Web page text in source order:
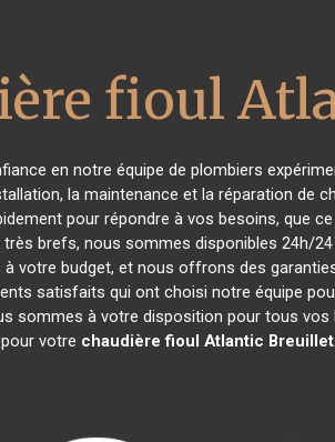
fioul
en notre équipe de plombiers
la maintenance et la réparation de
pour répondre à vos besoins, que
brefs, nous sommes disponibles 24h/
à votre budget, et nous offrons des
satisfaits qui ont choisi notre équipe
sommes à votre disposition pour tous
votre chaudière fioul Atlantic Breuillet